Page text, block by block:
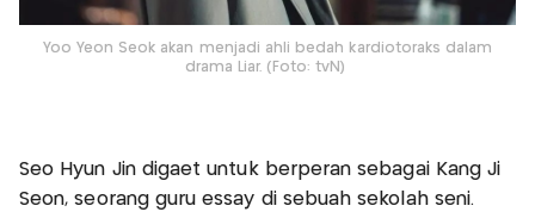
Yoo Yeon Seok akan menjadi ahli bedah kardiotoraks dalam
drama Liar. (Foto: tvN)
Seo Hyun Jin digaet untuk berperan sebagai Kang Ji
Seon, seorang guru essay di sebuah sekolah seni.